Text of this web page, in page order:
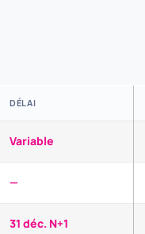
DÉLAI
Variable
—
31 déc. N+1